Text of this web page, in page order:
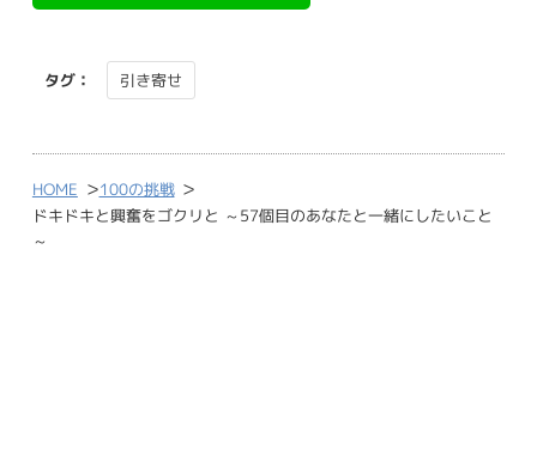
タグ： 引き寄せ
HOME >100の挑戦 >
ドキドキと興奮をゴクリと ～57個目のあなたと一緒にしたいこと
～